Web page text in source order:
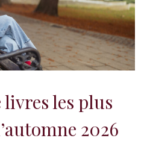
livres les plus
2026